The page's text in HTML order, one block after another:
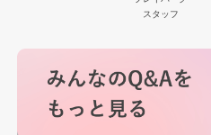
スタッフ